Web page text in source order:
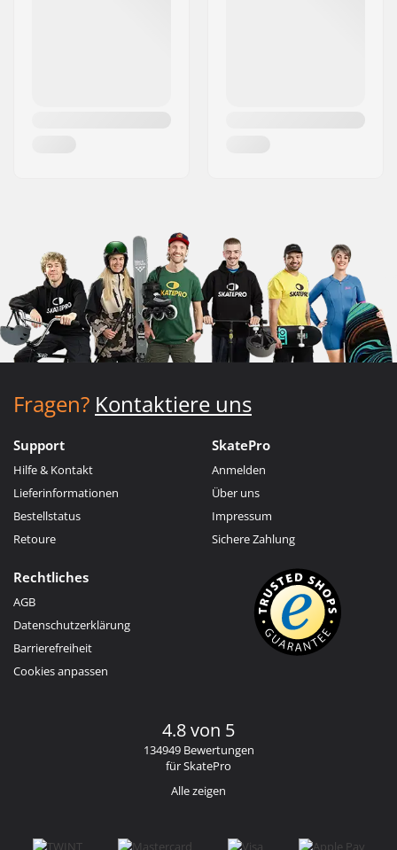
Fragen? Kontaktiere uns
Support
Hilfe & Kontakt
Lieferinformationen
Bestellstatus
Retoure
SkatePro
Anmelden
Über uns
Impressum
Sichere Zahlung
Rechtliches
AGB
Datenschutzerklärung
Barrierefreiheit
Cookies anpassen
4.8 von 5
134949 Bewertungen
für SkatePro
Alle zeigen